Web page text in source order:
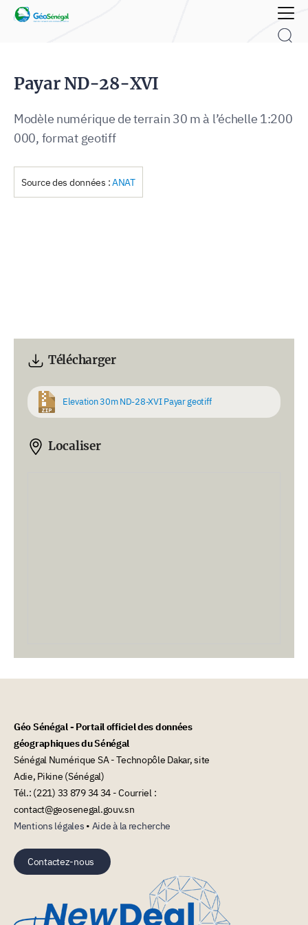
Rechercher :
Payar ND-28-XVI
Modèle numérique de terrain 30 m à l’échelle 1:200
000, format geotiff
Source des données :ANAT
Télécharger
Elevation 30m ND-28-XVI Payar geotiff
Localiser
Géo Sénégal - Portail officiel des données
géographiques du Sénégal
Sénégal Numérique SA - Technopôle Dakar, site
Adie, Pikine (Sénégal)
Tél.: (221) 33 879 34 34 - Courriel :
contact@geosenegal.gouv.sn
Mentions légales • Aide à la recherche
Contactez-nous